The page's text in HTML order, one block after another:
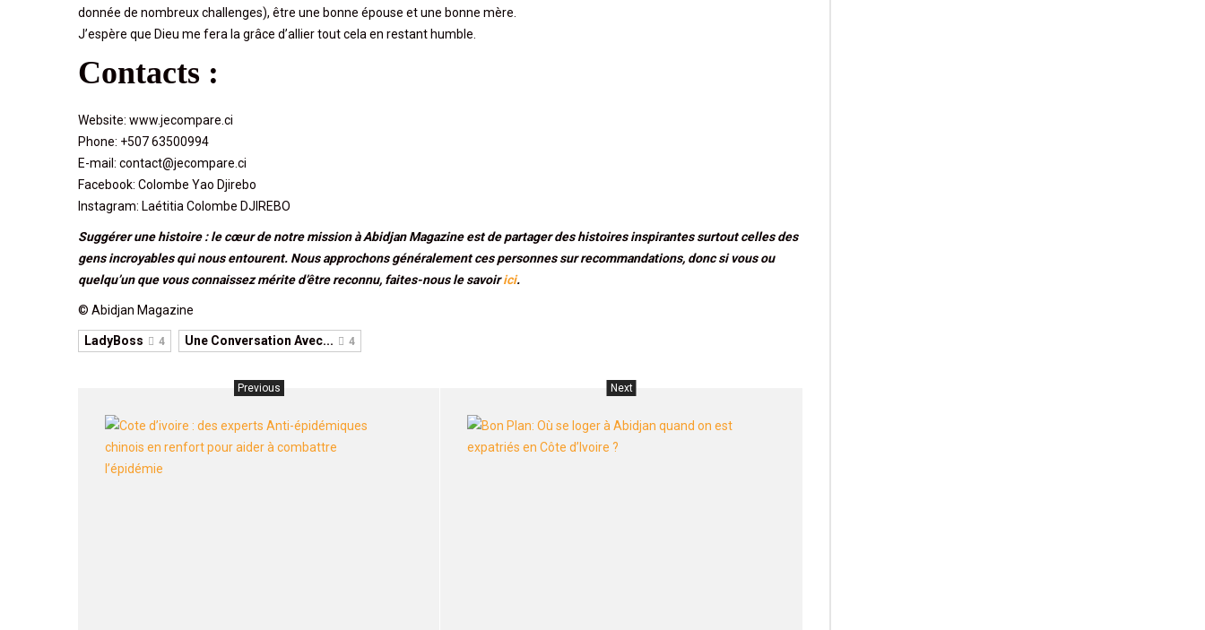
donnée de nombreux challenges), être une bonne épouse et une bonne mère.
J’espère que Dieu me fera la grâce d’allier tout cela en restant humble.
Contacts :
Website: www.jecompare.ci
Phone: +507 63500994
E-mail: contact@jecompare.ci
Facebook: Colombe Yao Djirebo
Instagram: Laétitia Colombe DJIREBO
Suggérer une histoire :le cœur de notre mission à Abidjan Magazine est de partager des histoires inspirantes surtout celles des
gens incroyables qui nous entourent. Nous approchons généralement ces personnes sur recommandations, donc si vous ou
quelqu’un que vous connaissez mérite d’être reconnu, faites-nous le savoirici.
© Abidjan Magazine
LadyBoss 4 Une Conversation Avec... 4
Previous Next